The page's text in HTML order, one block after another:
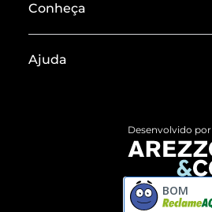
Conheça
Termos de Uso
ZZ MALL é confiável
Ajuda
Devolução do Produto
Compre pelo WhatsApp
Desenvolvido por
BOM